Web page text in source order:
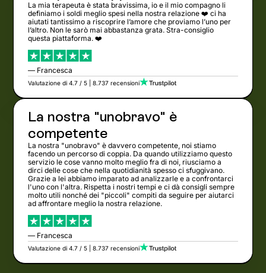
La mia terapeuta è stata bravissima, io e il mio compagno li
definiamo i soldi meglio spesi nella nostra relazione ❤️ ci ha
aiutati tantissimo a riscoprire l’amore che proviamo l’uno per
l’altro. Non le sarò mai abbastanza grata. Stra-consiglio
questa piattaforma. ❤️
— Francesca
Valutazione di 4.7 / 5 | 8.737 recensioni
La nostra "unobravo" è
competente
La nostra "unobravo" è davvero competente, noi stiamo
facendo un percorso di coppia. Da quando utilizziamo questo
servizio le cose vanno molto meglio fra di noi, riusciamo a
dirci delle cose che nella quotidianità spesso ci sfuggivano.
Grazie a lei abbiamo imparato ad analizzarle e a confrontarci
l'uno con l'altra. Rispetta i nostri tempi e ci dà consigli sempre
molto utili nonché dei "piccoli" compiti da seguire per aiutarci
ad affrontare meglio la nostra relazione.
— Francesca
Valutazione di 4.7 / 5 | 8.737 recensioni